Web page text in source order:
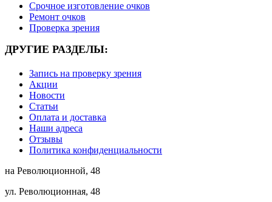
Срочное изготовление очков
Ремонт очков
Проверка зрения
ДРУГИЕ РАЗДЕЛЫ:
Запись на проверку зрения
Акции
Новости
Статьи
Оплата и доставка
Наши адреса
Отзывы
Политика конфиденциальности
на Революционной, 48
ул. Революционная, 48